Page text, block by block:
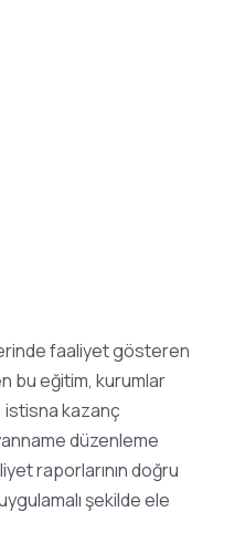
faaliyet gösteren
bu eğitim, kurumlar
istisna kazanç
düzenleme
raporlarının doğru
şekilde ele